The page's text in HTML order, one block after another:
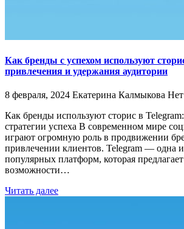
Как бренды с успехом используют
привлечения и удержания аудитории
8 февраля, 2024 Екатерина Калмыкова
Как бренды используют сторис в
стратегии успеха В современном мире
играют огромную роль в продвижении
привлечении клиентов. Telegram — одна
популярных платформ, которая
возможности…
Читать далее